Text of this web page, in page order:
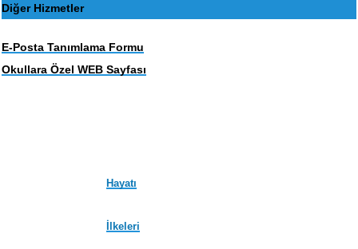
Diğer Hizmetler
E-Posta Tanımlama Formu
Okullara Özel WEB Sayfası
Hayatı
İlkeleri